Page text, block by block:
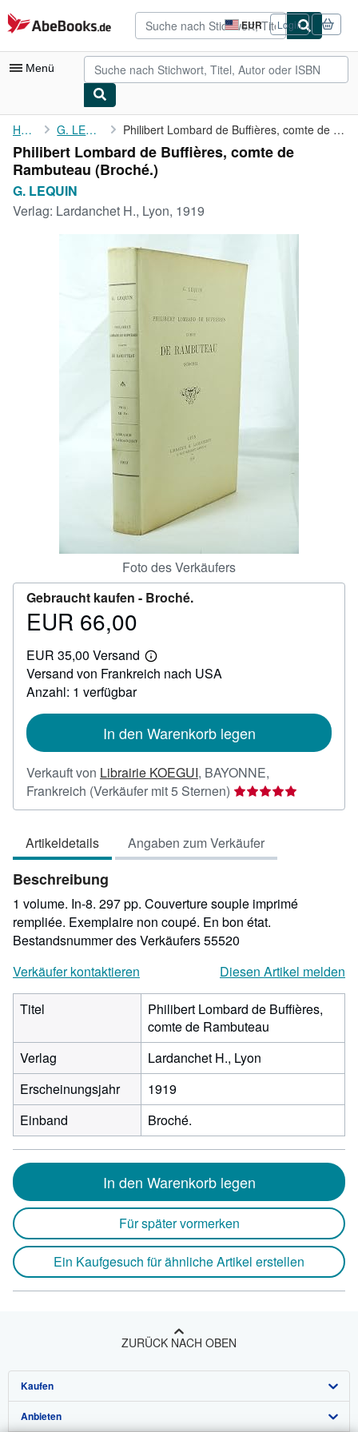
Zum Hauptinhalt
AbeBooks.de EUR
Seite
der
Einkaufseinstellungen.
Login
Menü
Nutzerkonto
Meine Bestellungen
Detailsuche
Sammlungen
Verkäufer werden
Home G. LEQUIN Philibert Lombard de Buffières, comte de Rambuteau
Philibert Lombard de Buffières, comte de
Rambuteau (Broché.)
G. LEQUIN
Verlag: Lardanchet H., Lyon, 1919
Foto des Verkäufers
Gebraucht kaufen - Broché.
Preis
66,00
EUR 66,00
EUR 35,00 Versand
Weitere
Informationen
Versand von Frankreich nach USA
Anzahl: 1 verfügbar
In den Warenkorb legen
Verkauft von Librairie KOEGUI, BAYONNE,
Frankreich (Verkäufer mit 5 Sternen) Verkäuferbewertung
5
5
Sternen
Artikeldetails Angaben zum Verkäufer
Beschreibung
1 volume. In-8. 297 pp. Couverture souple imprimé
rempliée. Exemplaire non coupé. En bon état.
Bestandsnummer des Verkäufers 55520
Verkäufer kontaktieren
Diesen Artikel melden
Titel
Philibert Lombard de Buffières,
comte de Rambuteau
Verlag
Lardanchet H., Lyon
Erscheinungsjahr
1919
Einband
Broché.
In den Warenkorb legen
Für später vormerken
Ein Kaufgesuch für ähnliche Artikel erstellen
ZURÜCK NACH OBEN
Kaufen
Detailsuche
Anbieten